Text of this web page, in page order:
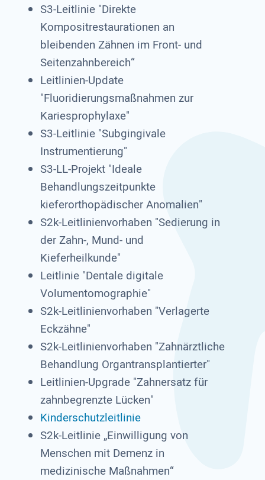
S3-Leitlinie "Direkte
Kompositrestaurationen an
bleibenden Zähnen im Front- und
Seitenzahnbereich“
Leitlinien-Update
"Fluoridierungsmaßnahmen zur
Kariesprophylaxe"
S3-Leitlinie "Subgingivale
Instrumentierung"
S3-LL-Projekt "Ideale
Behandlungszeitpunkte
kieferorthopädischer Anomalien"
S2k-Leitlinienvorhaben "Sedierung in
der Zahn-, Mund- und
Kieferheilkunde"
Leitlinie "Dentale digitale
Volumentomographie"
S2k-Leitlinienvorhaben "Verlagerte
Eckzähne"
S2k-Leitlinienvorhaben "Zahnärztliche
Behandlung Organtransplantierter"
Leitlinien-Upgrade "Zahnersatz für
zahnbegrenzte Lücken"
Kinderschutzleitlinie
S2k-Leitlinie „Einwilligung von
Menschen mit Demenz in
medizinische Maßnahmen“